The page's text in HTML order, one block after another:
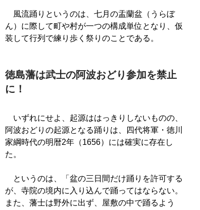
風流踊りというのは、七月の盂蘭盆（うらぼ
ん）に際して町や村が一つの構成単位となり、仮
装して行列で練り歩く祭りのことである。
徳島藩は武士の阿波おどり参加を禁止
に！
いずれにせよ、起源ははっきりしないものの、
阿波おどりの起源となる踊りは、四代将軍・徳川
家綱時代の明暦2年（1656）には確実に存在し
た。
というのは、「盆の三日間だけ踊りを許可する
が、寺院の境内に入り込んで踊ってはならない。
また、藩士は野外に出ず、屋敷の中で踊るよう